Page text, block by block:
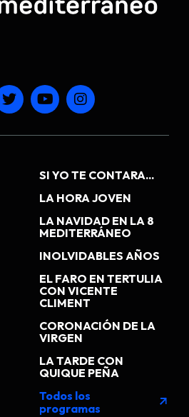
SI YO TE CONTARA...
LA HORA JOVEN
LA NAVIDAD EN LA 8
MEDITERRÁNEO
INOLVIDABLES AÑOS
EL FARO EN TERTULIA
CON VICENTE
CLIMENT
CORONACIÓN DE LA
VIRGEN
LA TARDE CON
QUIQUE PEÑA
Todos los
programas
arrow_outward